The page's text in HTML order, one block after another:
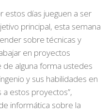
estos días jueguen a ser
principal, esta semana
sobre técnicas y
en proyectos
de alguna forma ustedes
y sus habilidades en
estos proyectos”,
informática sobre la